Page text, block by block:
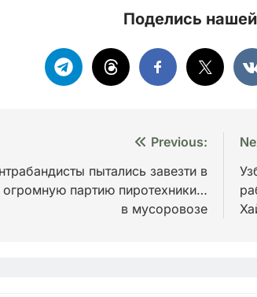
Поделись
Previous:
пытались завезти в
огромную партию пиротехники…
в мусоровозе